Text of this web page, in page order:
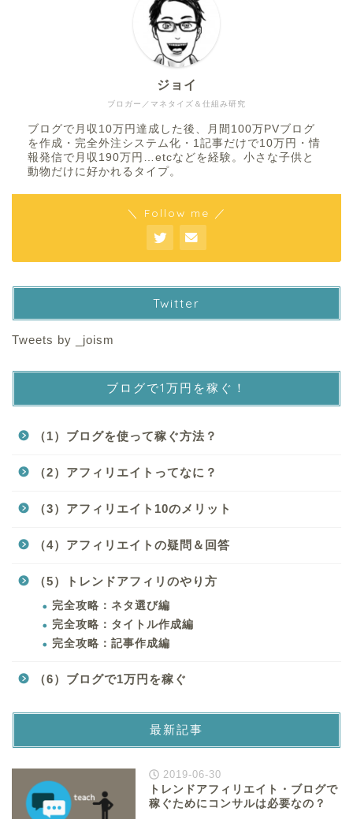
ブロガー／マネタイズ＆仕組み研究
ジョイ
ブログで月収10万円達成した後、月間100万PVブログ
を作成・完全外注システム化・1記事だけで10万円・情
報発信で月収190万円…etcなどを経験。小さな子供と
動物だけに好かれるタイプ。
＼ Follow me ／
Twitter
Tweets by _joism
ブログで1万円を稼ぐ！
（1）ブログを使って稼ぐ方法？
（2）アフィリエイトってなに？
（3）アフィリエイト10のメリット
（4）アフィリエイトの疑問＆回答
（5）トレンドアフィリのやり方
完全攻略：ネタ選び編
完全攻略：タイトル作成編
完全攻略：記事作成編
（6）ブログで1万円を稼ぐ
最新記事
2019-06-30
トレンドアフィリエイト・ブログで
稼ぐためにコンサルは必要なの？